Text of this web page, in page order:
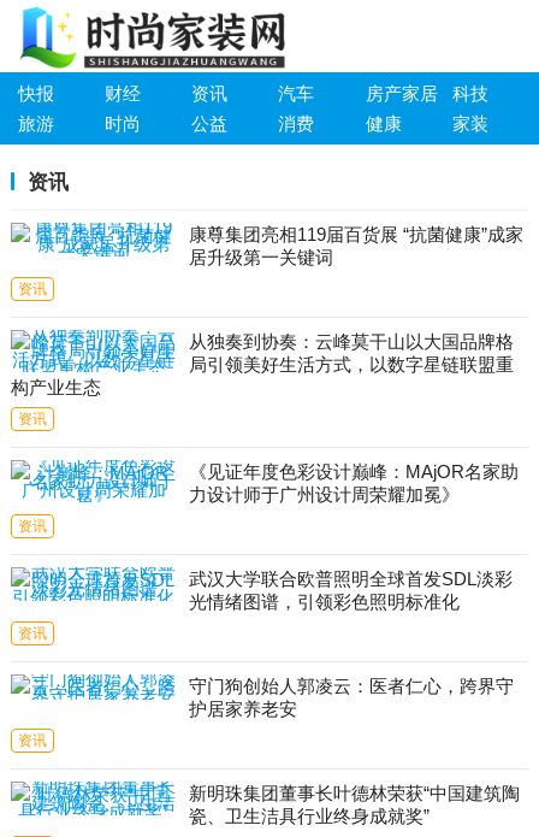
快报 财经 资讯 汽车 房产家居
科技
旅游
时尚 公益 消费 健康 家装
资讯
康尊集团亮相119届百货展 “抗菌健康”成家
居升级第一关键词
资讯
从独奏到协奏：云峰莫干山以大国品牌格
局引领美好生活方式，以数字星链联盟重
构产业生态
资讯
《见证年度色彩设计巅峰：MAjOR名家助
力设计师于广州设计周荣耀加冕》
资讯
武汉大学联合欧普照明全球首发SDL淡彩
光情绪图谱，引领彩色照明标准化
资讯
守门狗创始人郭凌云：医者仁心，跨界守
护居家养老安
资讯
新明珠集团董事长叶德林荣获“中国建筑陶
瓷、卫生洁具行业终身成就奖”